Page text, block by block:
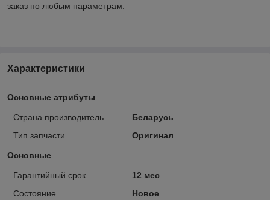
заказ по любым параметрам.
Характеристики
Основные атрибуты
Страна производитель
Беларусь
Тип запчасти
Оригинал
Основные
Гарантийный срок
12 мес
Состояние
Новое